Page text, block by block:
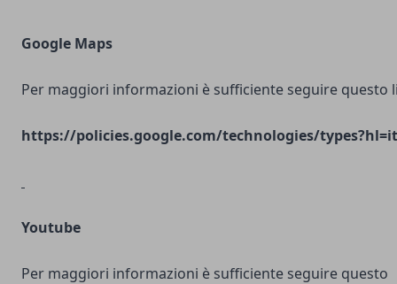
Google Maps
Per maggiori informazioni è sufficiente seguire questo
https://policies.google.com/technologies/types?hl=it
Youtube
Per maggiori informazioni è sufficiente seguire questo